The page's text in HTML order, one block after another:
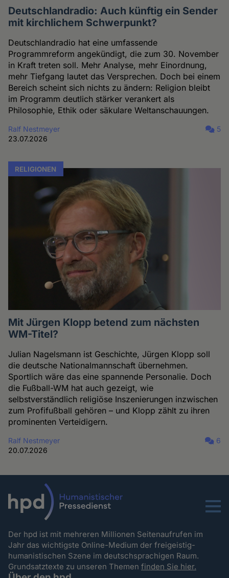
Deutschlandradio: Auch künftig ein Sender
mit kirchlichem Schwerpunkt?
Deutschlandradio hat eine umfassende
Programmreform angekündigt, die zum 30. November
in Kraft treten soll. Mehr Analyse, mehr Einordnung,
mehr Tiefgang lautet das Versprechen. Doch bei einem
Bereich scheint sich nichts zu ändern: Religion bleibt
im Programm deutlich stärker verankert als
Philosophie, Ethik oder säkulare Weltanschauungen.
Ralf Nestmeyer
23.07.2026
5
RELIGIONEN
Mit Jürgen Klopp betend zum nächsten
WM-Titel?
Julian Nagelsmann ist Geschichte, Jürgen Klopp soll
die deutsche Nationalmannschaft übernehmen.
Sportlich wäre das eine spannende Personalie. Doch
die Fußball-WM hat auch gezeigt, wie
selbstverständlich religiöse Inszenierungen inzwischen
zum Profifußball gehören – und Klopp zählt zu ihren
prominenten Verteidigern.
Ralf Nestmeyer
20.07.2026
6
Menu
Der hpd ist mit mehreren Millionen Seitenaufrufen im
Jahr das wichtigste Online-Medium der freigeistig-
humanistischen Szene im deutschsprachigen Raum.
Grundsatztexte zu unseren Themenfinden Sie hier.